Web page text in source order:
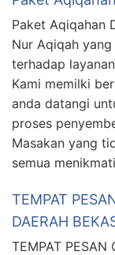
Paket Aqiqahan
Nur Aqiqah
terhadap
Kami memilki
anda datangi
proses
Masakan yang
semua
TEMPAT
DAERAH
TEMPAT PESAN